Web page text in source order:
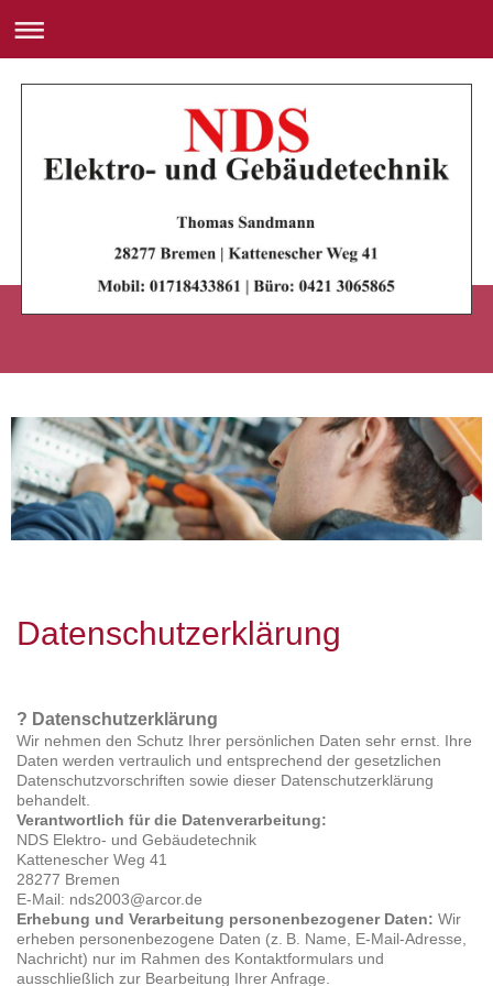
Datenschutzerklärung
? Datenschutzerklärung
Wir nehmen den Schutz Ihrer persönlichen Daten sehr ernst. Ihre
Daten werden vertraulich und entsprechend der gesetzlichen
Datenschutzvorschriften sowie dieser Datenschutzerklärung
behandelt.
Verantwortlich für die Datenverarbeitung:
NDS Elektro- und Gebäudetechnik
Kattenescher Weg 41
28277 Bremen
E-Mail: nds2003@arcor.de
Erhebung und Verarbeitung personenbezogener Daten: Wir
erheben personenbezogene Daten (z. B. Name, E-Mail-Adresse,
Nachricht) nur im Rahmen des Kontaktformulars und
ausschließlich zur Bearbeitung Ihrer Anfrage.